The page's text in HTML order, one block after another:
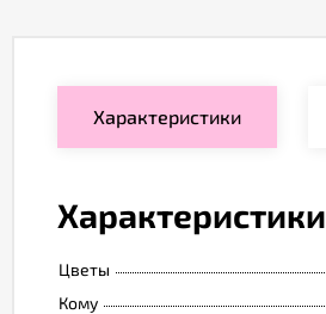
Характеристики
Характеристики
Цветы
Кому